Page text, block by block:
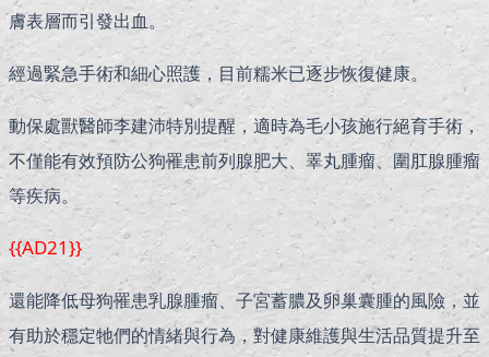
膚表層而引發出血。
經過緊急手術和細心照護，目前糯米已逐步恢復健康。
動保處獸醫師李建沛特別提醒，適時為毛小孩施行絕育手術，
不僅能有效預防公狗罹患前列腺肥大、睪丸腫瘤、圍肛腺腫瘤
等疾病。
{{AD21}}
還能降低母狗罹患乳腺腫瘤、子宮蓄膿及卵巢囊腫的風險，並
有助於穩定牠們的情緒與行為，對健康維護與生活品質提升至